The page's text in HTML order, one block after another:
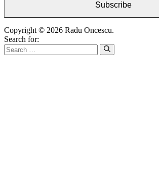
Subscribe
Copyright © 2026 Radu Oncescu.
Search for: